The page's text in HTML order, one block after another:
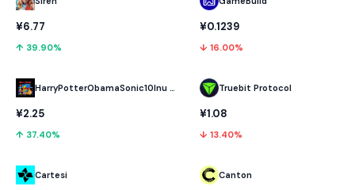
¥6.77
↑ 39.90%
HarryPotterObamaSonic10Inu (ETH)
¥2.25
↑ 37.40%
Cartesi
¥0.1239
↓ 16.00%
Truebit Protocol
¥1.08
↓ 13.40%
Canton